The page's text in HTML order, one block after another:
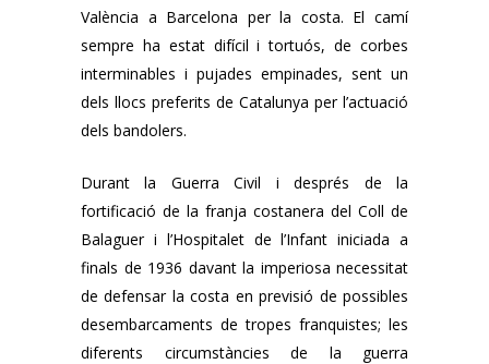
València a Barcelona per la costa. El camí
sempre ha estat difícil i tortuós, de corbes
interminables i pujades empinades, sent un
dels llocs preferits de Catalunya per l’actuació
dels bandolers.
Durant la Guerra Civil i després de la
fortificació de la franja costanera del Coll de
Balaguer i l’Hospitalet de l’Infant iniciada a
finals de 1936 davant la imperiosa necessitat
de defensar la costa en previsió de possibles
desembarcaments de tropes franquistes; les
diferents circumstàncies de la guerra